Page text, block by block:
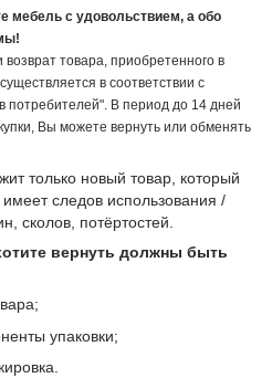
мебель с удовольствием, а обо
товара, приобретенного в
в соответствии с
потребителей". В период до 14 дней
Вы можете вернуть или обменять
только новый товар, который
следов использования /
сколов, потёртостей.
вернуть должны быть
упаковки;